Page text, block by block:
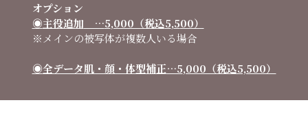
オプション
◉主役追加 …5,000（税込5,500）
※メインの被写体が複数人いる場合
◉全データ肌・顔・体型補正…5,000（税込5,500）